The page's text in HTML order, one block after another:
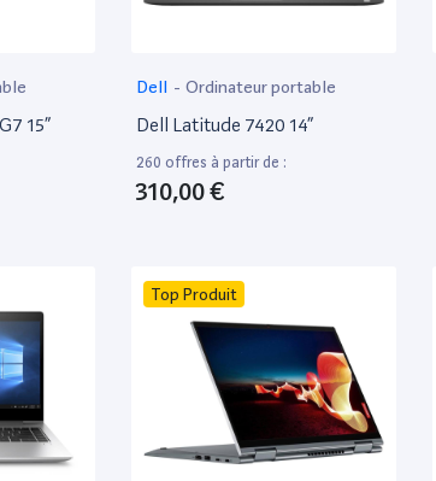
15”
Dell - Ordinateur portable
Dell Latitude 7420 14”
260 offres à partir de :
310,00 €
Top Produit